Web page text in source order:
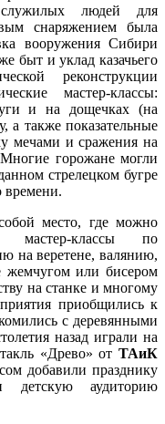
людей для
снаряжением была
вооружения Сибири
быт и уклад казачьего
реконструкции
мастер-классы:
и на дощечках (на
а также показательные
мечами и сражения на
горожане могли
стрелецком бугре
времени.
место, где можно
мастер-классы по
на веретене, валянию,
жемчугом или бисером
на станке и многому
приобщились к
с деревянными
назад играли на
«Древо» от ТАиК
добавили празднику
детскую аудиторию